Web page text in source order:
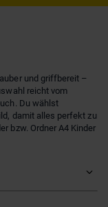
und griffbereit –
reicht vom
Du wählst
damit alles perfekt zu
bzw. Ordner A4 Kinder